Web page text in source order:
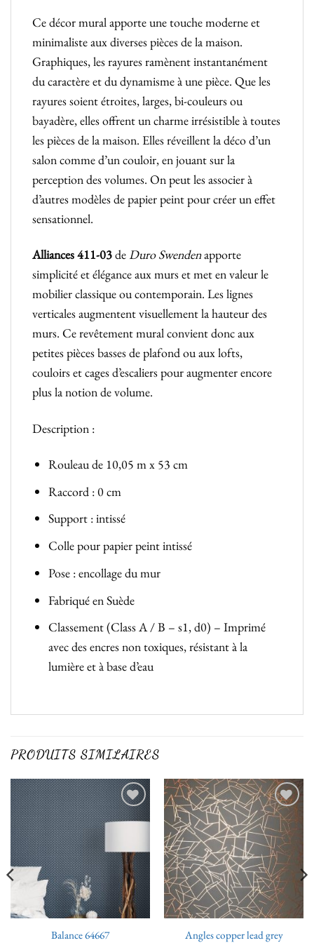
Ce décor mural apporte une touche moderne et
minimaliste aux diverses pièces de la maison.
Graphiques, les rayures ramènent instantanément
du caractère et du dynamisme à une pièce. Que les
rayures soient étroites, larges, bi-couleurs ou
bayadère, elles offrent un charme irrésistible à toutes
les pièces de la maison. Elles réveillent la déco d’un
salon comme d’un couloir, en jouant sur la
perception des volumes. On peut les associer à
d’autres modèles de papier peint pour créer un effet
sensationnel.
Alliances 411-03deDuro Swendenapporte
simplicité et élégance aux murs et met en valeur le
mobilier classique ou contemporain. Les lignes
verticales augmentent visuellement la hauteur des
murs. Ce revêtement mural convient donc aux
petites pièces basses de plafond ou aux lofts,
couloirs et cages d’escaliers pour augmenter encore
plus la notion de volume.
Description :
Rouleau de 10,05 m x 53 cm
Raccord : 0 cm
Support : intissé
Colle pour papier peint intissé
Pose : encollage du mur
Fabriqué en Suède
Classement (Class A / B – s1, d0) – Imprimé
avec des encres non toxiques, résistant à la
lumière et à base d’eau
PRODUITS SIMILAIRES
Ajouter
souhaits
Balance 64667
Ajouter
à la liste
de
souhaits
Angles copper lead grey